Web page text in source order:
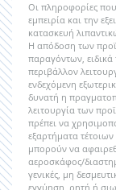
Οι πληροφορίες που
εμπειρία και την
κατασκευή
Η απόδοση των
παραγόντων,
περιβάλλον
ενδεχόμενη
δυνατή η
λειτουργία των
πρέπει να
εξαρτήματα
μπορούν να
αεροσκάφος/
γενικές, μη
εγγύηση, ρητή ή